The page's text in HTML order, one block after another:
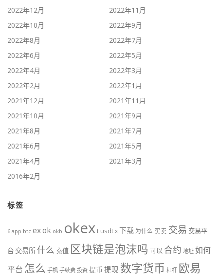
2022年12月
2022年11月
2022年10月
2022年9月
2022年8月
2022年7月
2022年6月
2022年5月
2022年4月
2022年3月
2022年2月
2022年1月
2021年12月
2021年11月
2021年10月
2021年9月
2021年8月
2021年7月
2021年6月
2021年5月
2021年4月
2021年3月
2016年2月
标签
6 app btc exok okb okext usdtx下载 为什么 买卖 交易 交易平
台 交易所 什么 充值 区块链是泡沫吗 可以 合约 地址 如何
平台 怎么 手机 手续费 投资 提币 提现 数字货币 杠杆 欧易